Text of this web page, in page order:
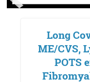
Long
ME/CVS,
POTS